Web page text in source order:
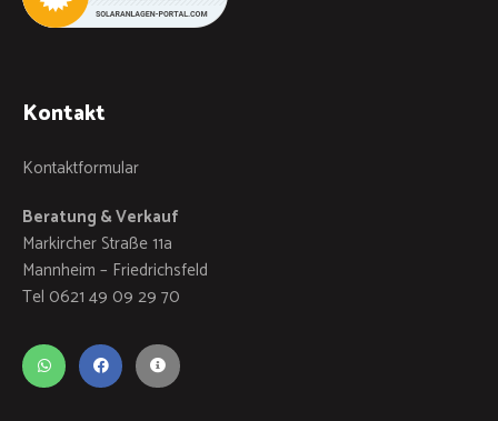
Kontakt
Kontaktformular
Beratung & Verkauf
Markircher Straße 11a
Mannheim – Friedrichsfeld
Tel 0621 49 09 29 70